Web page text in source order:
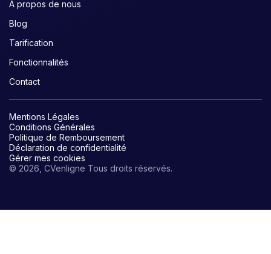
À propos de nous
Blog
Tarification
Fonctionnalités
Contact
© 2026, CVenligne Tous droits réservés.
Mentions Légales
Conditions Générales
Politique de Remboursement
Déclaration de confidentialité
Gérer mes cookies